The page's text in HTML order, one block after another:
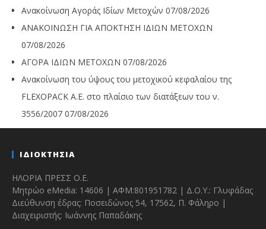
Ανακοίνωση Αγοράς Ιδίων Μετοχών 07/08/2026
ΑΝΑΚΟΙΝΩΣΗ ΓΙΑ ΑΠΟΚΤΗΣΗ ΙΔΙΩΝ ΜΕΤΟΧΩΝ
07/08/2026
ΑΓΟΡΑ ΙΔΙΩΝ ΜΕΤΟΧΩΝ 07/08/2026
Ανακοίνωση του ύψους του μετοχικού κεφαλαίου της
FLEXOPACK A.E. στο πλαίσιο των διατάξεων του ν.
3556/2007 07/08/2026
ΙΔΙΟΚΤΗΣΙΑ
ΗΛΟΡΙΑ ΠΡΕΣΣ Ο.Ε.
Μητρώο eMedia: 14606 | ΑΦΜ:801951782 | Δ.Ο.Υ.: Γλυφάδας
Διεύθυνση έδρας: Ποσειδώνος 54, 17562, Π. Φάληρο |
Διαχειριστής: Ιωάννης Παπαδάκης